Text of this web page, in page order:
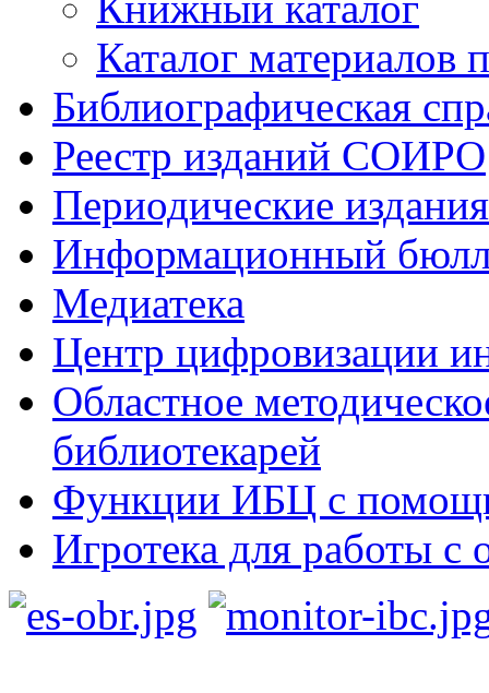
Каталог материалов
Библиографическая
Реестр изданий СОИРО
Периодические
Информационный
Медиатека
Центр цифровизации
Областное
библиотекарей
Функции ИБЦ с
Игротека для работы